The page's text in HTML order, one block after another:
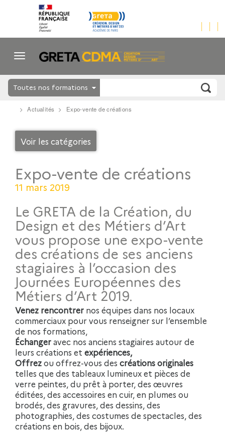
Toutes nos formations
Actualités Expo-vente de créations
Voir les catégories
Expo-vente de créations
11 mars 2019
Le GRETA de la Création, du
Design et des Métiers d’Art
vous propose une expo-vente
des créations de ses anciens
stagiaires à l’occasion des
Journées Européennes des
Métiers d’Art 2019.
Venez rencontrer nos équipes dans nos locaux
commerciaux pour vous renseigner sur l’ensemble
de nos formations,
Échangeravec nos anciens stagiaires autour de
leurs créations et expériences,
Offrezou offrez-vous des créations originales
telles que des tableaux lumineux et pièces de
verre peintes, du prêt à porter, des œuvres
éditées, des accessoires en cuir, en plumes ou
brodés, des gravures, des dessins, des
photographies, des costumes de spectacles, des
créations en bois, des bijoux.